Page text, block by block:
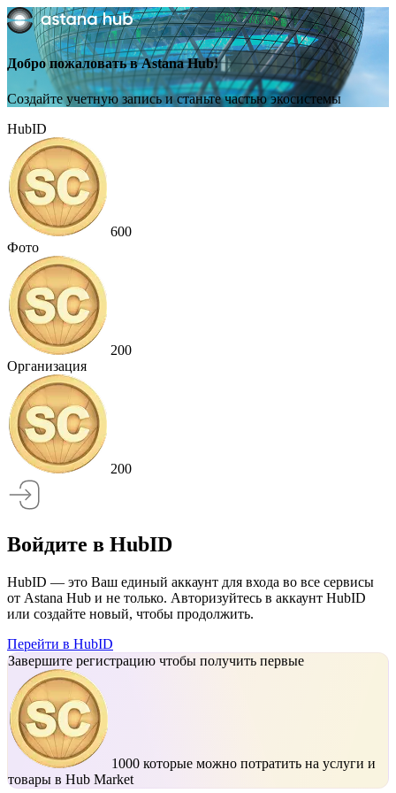
Добро пожаловать в Astana Hub!
Создайте учетную запись и станьте частью экосистемы
HubID
600
Фото
200
Организация
200
Войдите в HubID
HubID — это Ваш единый аккаунт для входа во все сервисы
от Astana Hub и не только. Авторизуйтесь в аккаунт HubID
или создайте новый, чтобы продолжить.
Перейти в HubID
Завершите регистрацию чтобы получить первые
1000 которые можно потратить на услуги и
товары в Hub Market